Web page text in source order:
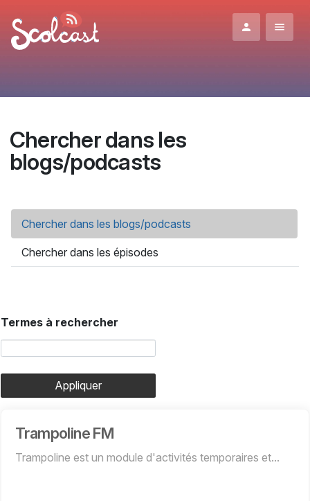
Chercher dans les
blogs/podcasts
Onglets principaux
Chercher dans les blogs/podcasts
Chercher dans les épisodes
Termes à rechercher
Appliquer
Trampoline FM
Trampoline est un module d'activités temporaires et...